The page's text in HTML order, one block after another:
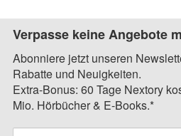
Verpasse keine Angebote
Abonniere jetzt unseren
Rabatte und Neuigkeiten.
Extra-Bonus: 60 Tage Nextory
Mio. Hörbücher & E-Books.*